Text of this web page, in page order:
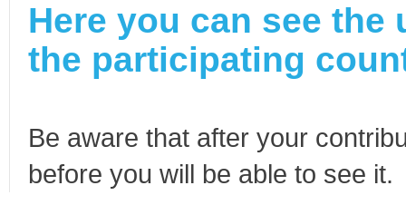
Here you can see
the participating
Be aware that after your
before you will be able to see it.